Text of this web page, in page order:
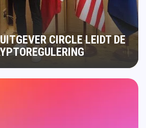
CIRCLE LEIDT DE